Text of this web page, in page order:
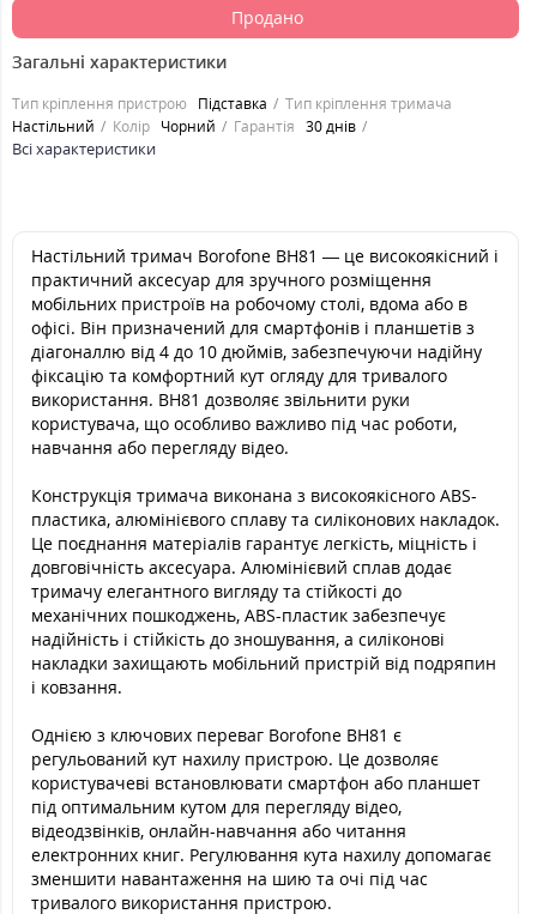
Продано
Загальні характеристики
Тип кріплення пристрою Підставка
Тип кріплення тримача
Настільний
Колір Чорний Гарантія 30 днів
Всі характеристики
Настільний тримач Borofone BH81 — це високоякісний і
практичний аксесуар для зручного розміщення
мобільних пристроїв на робочому столі, вдома або в
офісі. Він призначений для смартфонів і планшетів з
діагоналлю від 4 до 10 дюймів, забезпечуючи надійну
фіксацію та комфортний кут огляду для тривалого
використання. BH81 дозволяє звільнити руки
користувача, що особливо важливо під час роботи,
навчання або перегляду відео.
Конструкція тримача виконана з високоякісного ABS-
пластика, алюмінієвого сплаву та силіконових накладок.
Це поєднання матеріалів гарантує легкість, міцність і
довговічність аксесуара. Алюмінієвий сплав додає
тримачу елегантного вигляду та стійкості до
механічних пошкоджень, ABS-пластик забезпечує
надійність і стійкість до зношування, а силіконові
накладки захищають мобільний пристрій від подряпин
і ковзання.
Однією з ключових переваг Borofone BH81 є
регульований кут нахилу пристрою. Це дозволяє
користувачеві встановлювати смартфон або планшет
під оптимальним кутом для перегляду відео,
відеодзвінків, онлайн-навчання або читання
електронних книг. Регулювання кута нахилу допомагає
зменшити навантаження на шию та очі під час
тривалого використання пристрою.